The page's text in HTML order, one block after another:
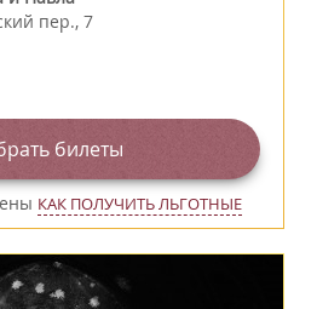
пер., 7
билеты
КАК ПОЛУЧИТЬ ЛЬГОТНЫЕ